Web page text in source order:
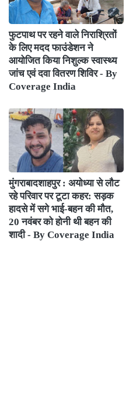
फुटपाथ पर रहने वाले निराश्रितों
के लिए मदद फाउंडेशन ने
आयोजित किया निशुल्क स्वास्थ्य
जांच एवं दवा वितरण शिविर - By
Coverage India
मुंगराबादशाहपुर : अयोध्या से लौट
रहे परिवार पर टूटा कहर: सड़क
हादसे में सगे भाई-बहन की मौत,
20 नवंबर को होनी थी बहन की
शादी - By Coverage India